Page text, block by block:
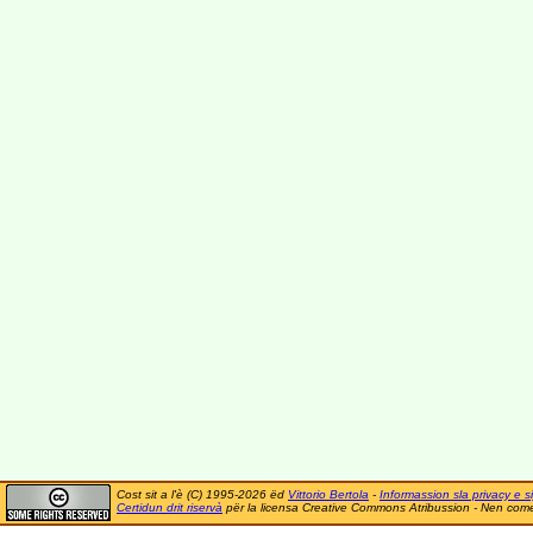
Cost sit a l'è (C) 1995-2026 ëd Vittorio Bertola - Informassion sla privacy e
Certidun drit riservà për la licensa Creative Commons Atribussion - Nen